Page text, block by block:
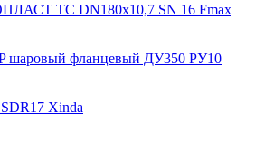
ТС DN180х10,7 SN 16 Fmax
шаровый фланцевый ДУ350 РУ10
Xinda